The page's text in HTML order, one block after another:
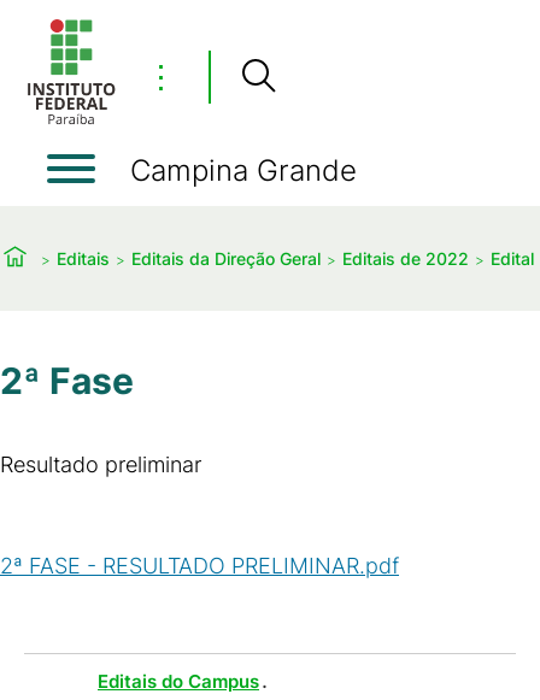
⋮
Campina Grande
Editais Editais da Direção Geral Editais de 2022
2ª Fase
Resultado preliminar
2ª FASE - RESULTADO PRELIMINAR.pdf
Editais do Campus.